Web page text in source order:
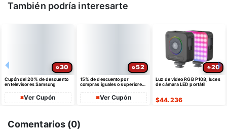
También podría interesarte
30
Cupón del 20% de descuento
en televisores Samsung
Ver Cupón
52
15% de descuento por
compras iguales o superiores
de dto
Ver Cupón
20
Luz de video RGB P108, luces
de cámara LED portátil
$44.236
Comentarios (0)